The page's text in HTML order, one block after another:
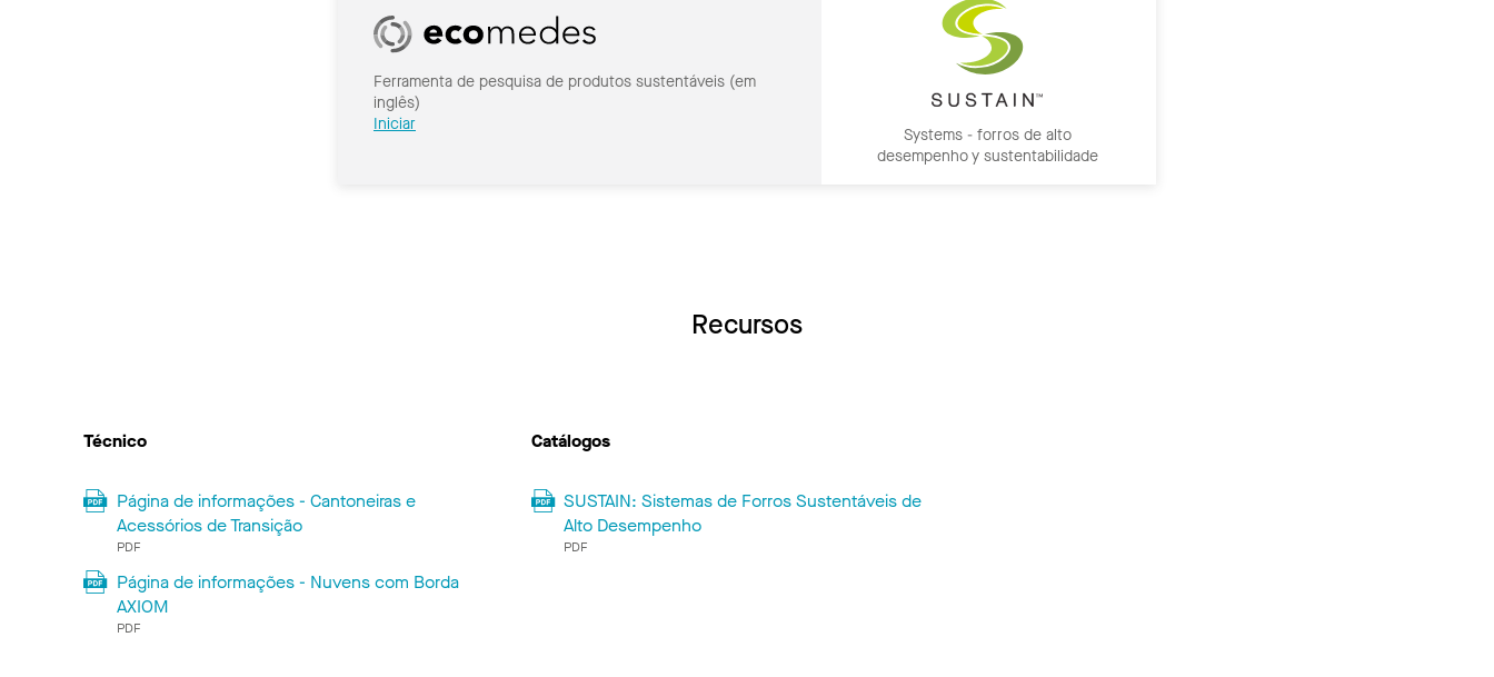
Ferramenta de pesquisa de produtos sustentáveis (em
inglês)
Iniciar
Systems - forros de alto
desempenho y sustentabilidade
Recursos
Técnico
Página de informações - Cantoneiras e
Acessórios de Transição
PDF
Página de informações - Nuvens com Borda
AXIOM
PDF
Catálogos
SUSTAIN: Sistemas de Forros Sustentáveis ​​de
Alto Desempenho
PDF